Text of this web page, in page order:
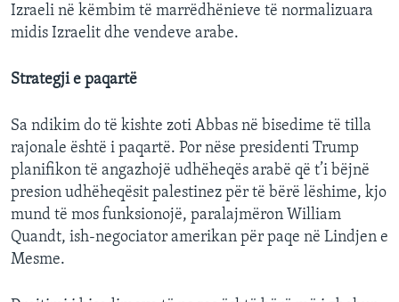
Izraeli në këmbim të marrëdhënieve të normalizuara
midis Izraelit dhe vendeve arabe.
Strategji e paqartë
Sa ndikim do të kishte zoti Abbas në bisedime të tilla
rajonale është i paqartë. Por nëse presidenti Trump
planifikon të angazhojë udhëheqës arabë që t’i bëjnë
presion udhëheqësit palestinez për të bërë lëshime, kjo
mund të mos funksionojë, paralajmëron William
Quandt, ish-negociator amerikan për paqe në Lindjen e
Mesme.